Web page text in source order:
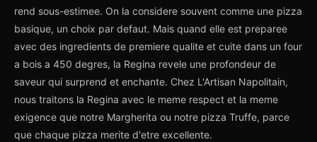
rend sous-estimee. On la considere souvent comme une pizza
basique, un choix par defaut. Mais quand elle est preparee
avec des ingredients de premiere qualite et cuite dans un four
a bois a 450 degres, la Regina revele une profondeur de
saveur qui surprend et enchante. Chez L'Artisan Napolitain,
nous traitons la Regina avec le meme respect et la meme
exigence que notre Margherita ou notre pizza Truffe, parce
que chaque pizza merite d'etre excellente.